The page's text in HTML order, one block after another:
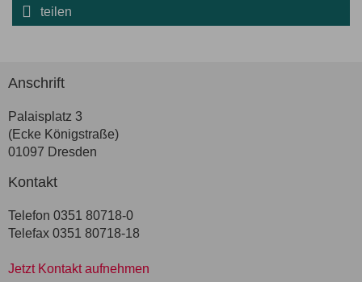
teilen
Anschrift
Palaisplatz 3
(Ecke Königstraße)
01097 Dresden
Kontakt
Telefon 0351 80718-0
Telefax 0351 80718-18
Jetzt Kontakt aufnehmen